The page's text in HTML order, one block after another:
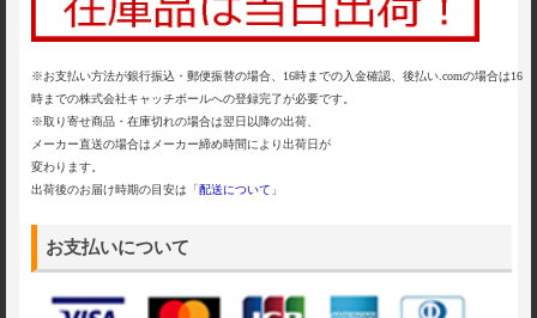
※お支払い方法が銀行振込・郵便振替の場合、16時までの入金確認、後払い.comの場合は16
時までの株式会社キャッチボールへの登録完了が必要です。
※取り寄せ商品・在庫切れの場合は翌日以降の出荷、
メーカー直送の場合はメーカー締め時間により出荷日が
変わります。
出荷後のお届け時期の目安は「配送について 」
お支払いについて